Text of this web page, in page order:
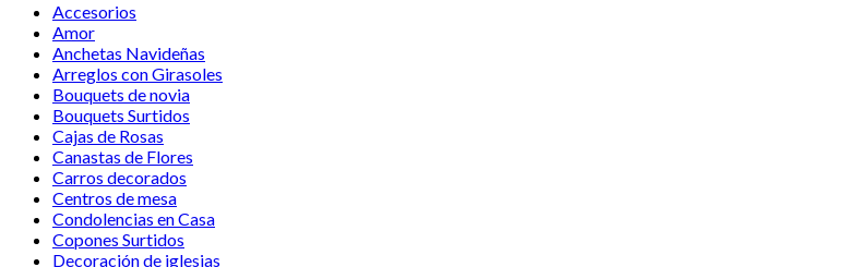
Accesorios
Amor
Anchetas Navideñas
Arreglos con Girasoles
Bouquets de novia
Bouquets Surtidos
Cajas de Rosas
Canastas de Flores
Carros decorados
Centros de mesa
Condolencias en Casa
Copones Surtidos
Decoración de iglesias